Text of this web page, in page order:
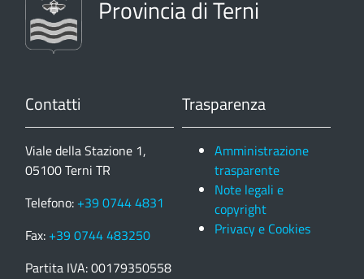
Provincia di Terni
Contatti
Viale della Stazione 1,
05100 Terni TR
Telefono: +39 0744 4831
Fax: +39 0744 483250
Partita IVA: 00179350558
Trasparenza
Amministrazione
trasparente
Note legali e
copyright
Privacy e Cookies